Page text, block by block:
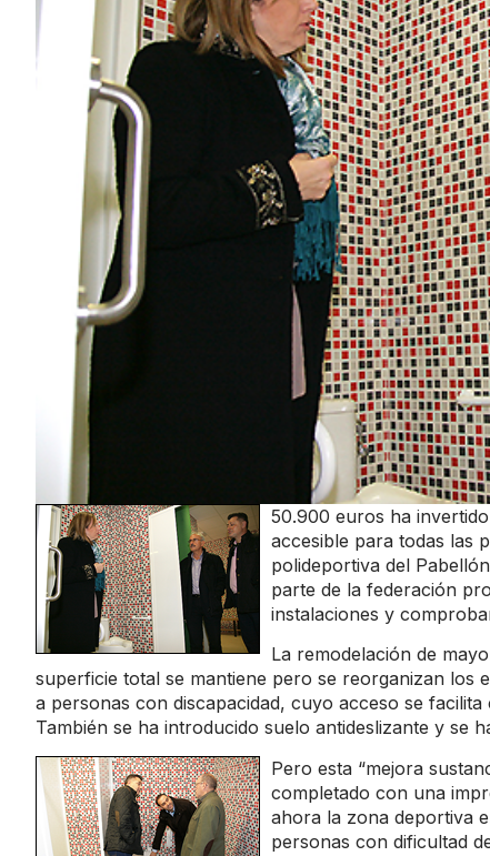
50.900 euros ha
accesible para todas las
polideportiva del
parte de la federación
instalaciones y
La remodelación de
superficie total se mantiene pero se reorganizan los
a personas con discapacidad, cuyo acceso se
También se ha introducido suelo antideslizante y se
Pero esta “mejora
completado con una
ahora la zona deportiva
personas con dificultad